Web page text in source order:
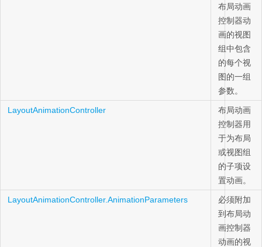
布局动画
控制器动
画的视图
组中包含
的每个视
图的一组
参数。
LayoutAnimationController
布局动画
控制器用
于为布局
或视图组
的子项设
置动画。
LayoutAnimationController.AnimationParameters
必须附加
到布局动
画控制器
动画的视